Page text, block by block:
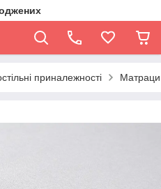
приналежності Матраци